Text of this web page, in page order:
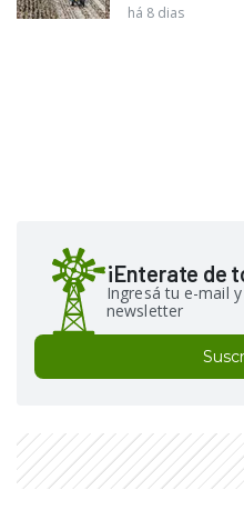
há 8 dias
¡Enterate de
Ingresá tu e-mail
newsletter